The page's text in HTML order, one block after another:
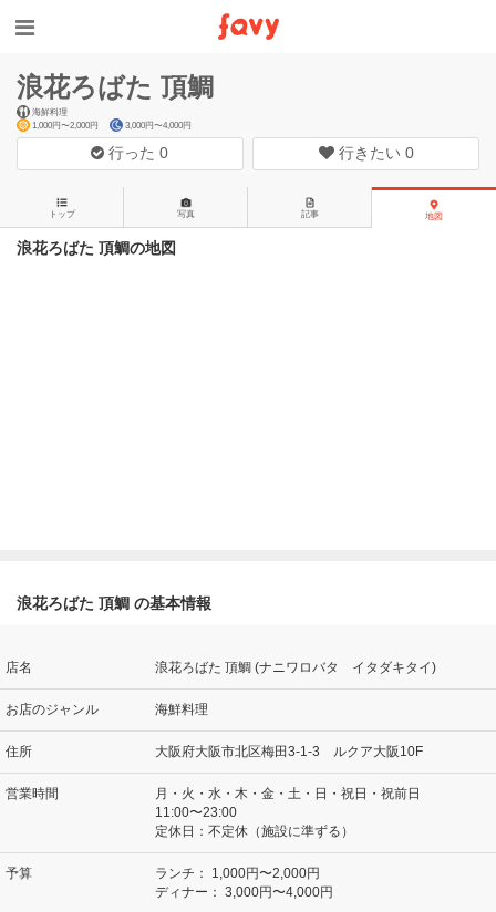
浪花ろばた 頂鯛
海鮮料理
1,000円〜2,000円
3,000円〜4,000円
行った0 行きたい 0
トップ 写真 記事 地図
浪花ろばた 頂鯛の地図
浪花ろばた 頂鯛 の基本情報
店名 浪花ろばた 頂鯛 (ナニワロバタ イタダキタイ)
お店のジャンル 海鮮料理
住所 大阪府大阪市北区梅田3-1-3 ルクア大阪10F
営業時間
月・火・水・木・金・土・日・祝日・祝前日
11:00〜23:00
定休日：不定休（施設に準ずる）
予算 ランチ：
1,000円〜2,000円
ディナー： 3,000円〜4,000円